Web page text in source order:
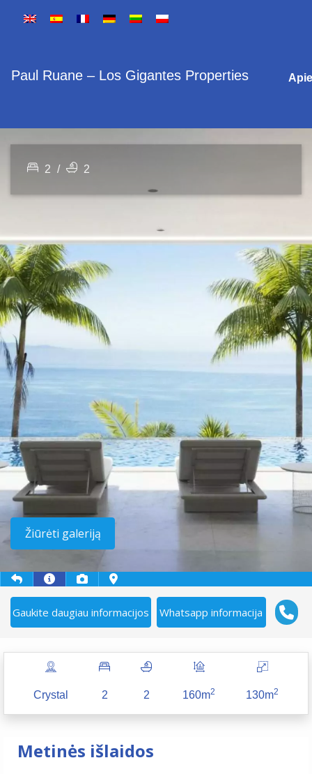
Paul Ruane – Los Gigantes Properties Apie
2 / 2
Žiūrėti galeriją
Gaukite daugiau informacijos Whatsapp informacija
Crystal 2 2 160m2 130m2
Metinės išlaidos